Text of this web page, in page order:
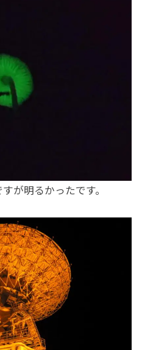
明るかったです。